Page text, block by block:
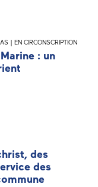
| EN CIRCONSCRIPTION
: un
des
des